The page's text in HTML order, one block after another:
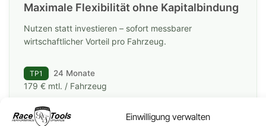
Einwilligung verwalten
Maximale Flexibilität ohne Kapitalbindung
Nutzen statt investieren – sofort messbarer
wirtschaftlicher Vorteil pro Fahrzeug.
TP1 24 Monate
179 € mtl. / Fahrzeug
TP2 36 Monate